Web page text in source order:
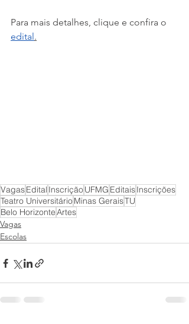
Para mais detalhes, clique e confira o
edital.
VagasEdital InscriçãoUFMG EditaisInscrições
Teatro UniversitárioMinas GeraisTU
Belo HorizonteArtes
Vagas
Escolas